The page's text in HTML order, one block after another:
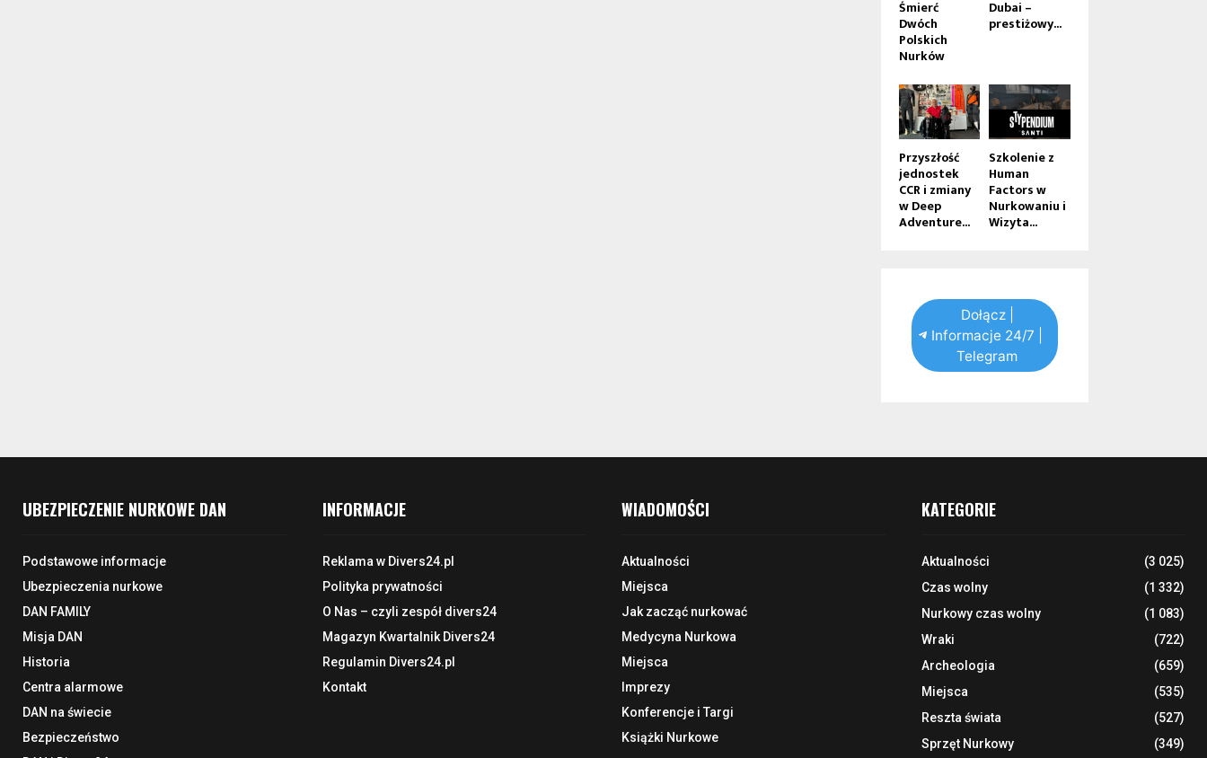
Śmierć
Dwóch
Polskich
Nurków
Dubai –
prestiżowy...
Przyszłość
jednostek
CCR i zmiany
w Deep
Adventure...
Szkolenie z
Human
Factors w
Nurkowaniu i
Wizyta...
Dołącz |
Informacje 24/7 |
Telegram
UBEZPIECZENIE NURKOWE DAN
Podstawowe informacje
Ubezpieczenia nurkowe
DAN FAMILY
Misja DAN
Historia
Centra alarmowe
DAN na świecie
Bezpieczeństwo
INFORMACJE
Reklama w Divers24.pl
Polityka prywatności
O Nas – czyli zespół divers24
Magazyn Kwartalnik Divers24
Regulamin Divers24.pl
Kontakt
WIADOMOŚCI
Aktualności
Miejsca
Jak zacząć nurkować
Medycyna Nurkowa
Miejsca
Imprezy
Konferencje i Targi
Książki Nurkowe
KATEGORIE
Aktualności
(3 025)
Czas wolny
(1 332)
Nurkowy czas wolny
(1 083)
Wraki
(722)
Archeologia
(659)
Miejsca
(535)
Reszta świata
(527)
Sprzęt Nurkowy
(349)